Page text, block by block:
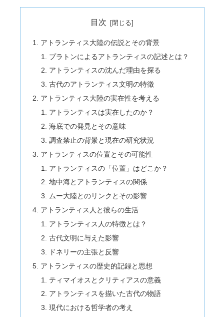
目次
アトランティス大陸の伝説とその背景
プラトンによるアトランティスの記述とは？
アトランティスの沈んだ理由を探る
古代のアトランティス文明の特徴
アトランティス大陸の実在性を考える
アトランティスは実在したのか？
海底での発見とその意味
調査禁止の背景と現在の研究状況
アトランティスの位置とその可能性
アトランティスの「位置」はどこか？
地中海とアトランティスの関係
ムー大陸とのリンクとその影響
アトランティス人と彼らの生活
アトランティス人の特徴とは？
古代文明に与えた影響
ドネリーの主張と反響
アトランティスの歴史的記録と思想
ティマイオスとクリティアスの意義
アトランティスを描いた古代の物語
現代における哲学者の考え